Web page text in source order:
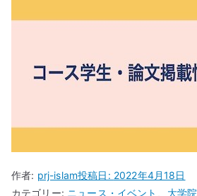
作者: prj-islam投稿日: 2022年4月18日
カテゴリー: ニュース・イベント 大学院